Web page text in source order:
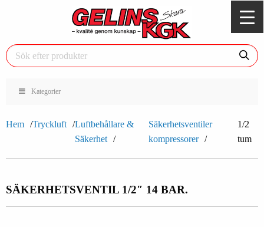
Kategorier
Hem Tryckluft
Luftbehållare &
Säkerhet
Säkerhetsventiler
kompressorer
1/2
tum
SÄKERHETSVENTIL 1/2″ 14 BAR.